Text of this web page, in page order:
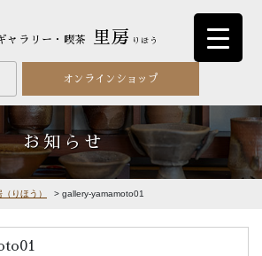
ャラリー・喫茶 里房 りほう
オンラインショップ
お知らせ
りほう） > gallery-yamamoto01